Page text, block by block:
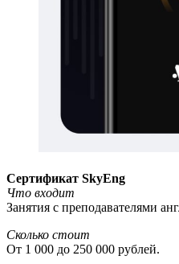
Сертификат SkyEng
Что входит
Занятия с преподавателями
Сколько стоит
От 1 000 до 250 000 рублей.